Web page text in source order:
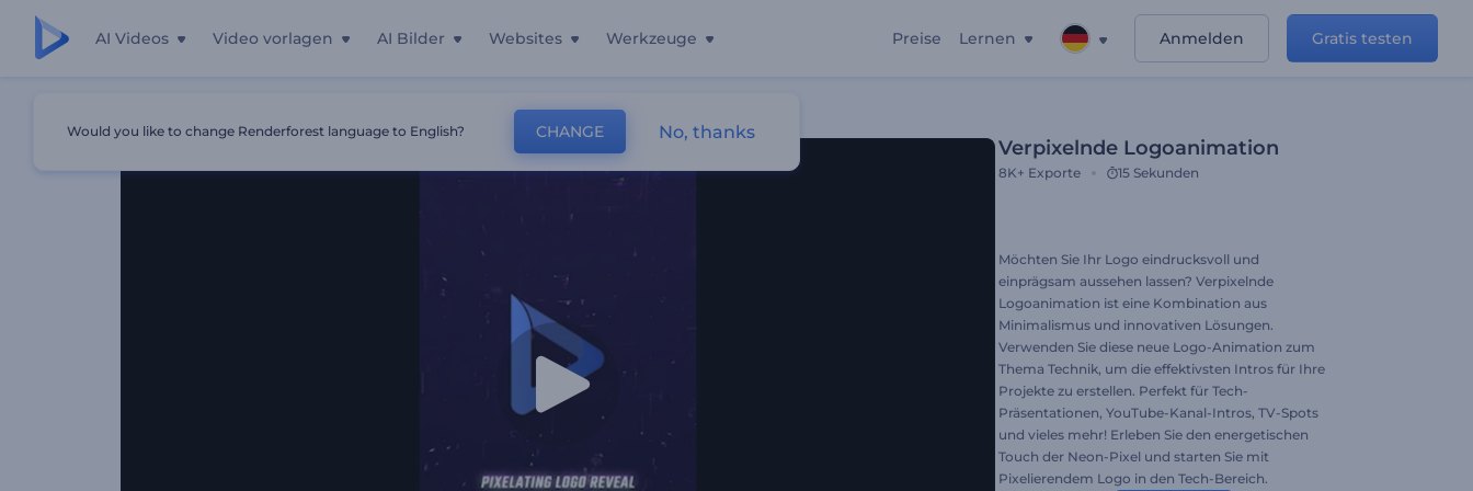
AI Videos Video vorlagen AI Bilder Websites Werkzeuge Preise Lernen Anmelden Gratis testen
Verpixelnde Logoanimation
8K+ Exporte 15 Sekunden
Möchten Sie Ihr Logo eindrucksvoll und
einprägsam aussehen lassen? Verpixelnde
Logoanimation ist eine Kombination aus
Minimalismus und innovativen Lösungen.
Verwenden Sie diese neue Logo-Animation zum
Thema Technik, um die effektivsten Intros für Ihre
Projekte zu erstellen. Perfekt für Tech-
Präsentationen, YouTube-Kanal-Intros, TV-Spots
und vieles mehr! Erleben Sie den energetischen
Touch der Neon-Pixel und starten Sie mit
Pixelierendem Logo in den Tech-Bereich.
Would you like to change Renderforest language to English? CHANGE No, thanks